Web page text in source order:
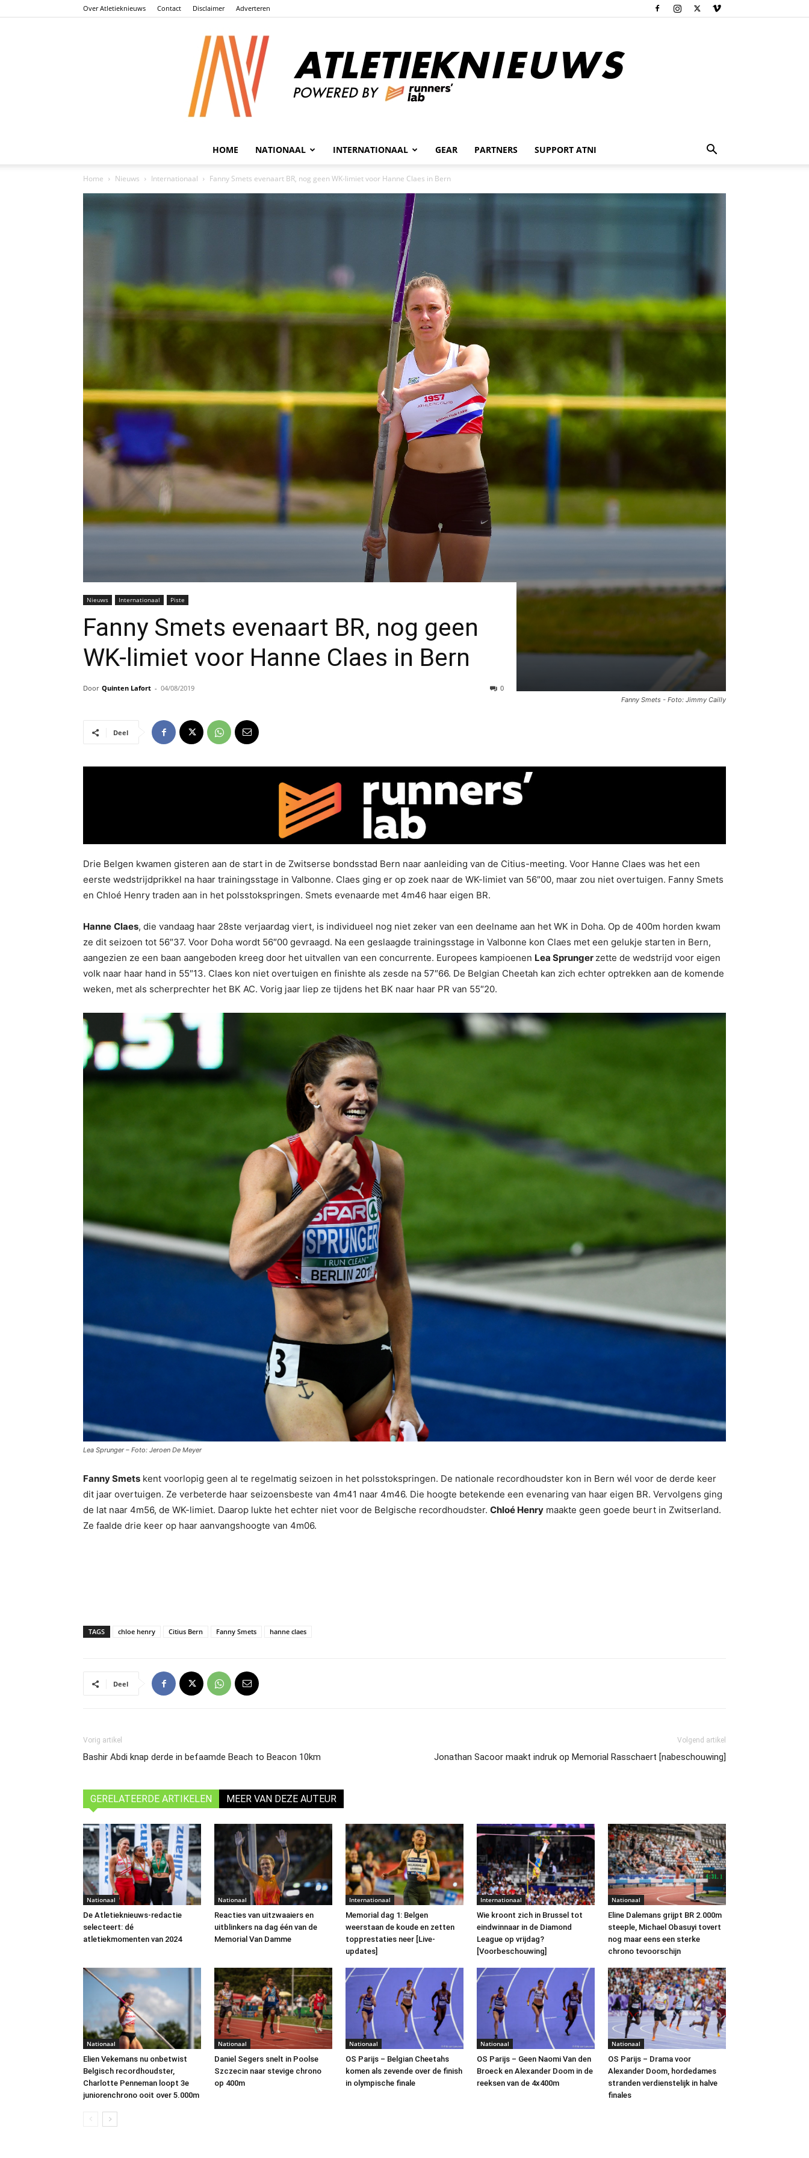
Over Atletieknieuws Contact Disclaimer Adverteren
Atletieknieuws
HOME NATIONAAL INTERNATIONAAL GEAR PARTNERS SUPPORT ATNI
Home Nieuws Internationaal Fanny Smets evenaart BR, nog geen WK-limiet voor Hanne Claes in Bern
Fanny Smets - Foto: Jimmy Cailly
Nieuws Internationaal Piste
Fanny Smets evenaart BR, nog geen
WK-limiet voor Hanne Claes in Bern
Door Quinten Lafort - 04/08/2019 0
Deel
Drie Belgen kwamen gisteren aan de start in de Zwitserse bondsstad Bern naar aanleiding van de Citius-meeting. Voor Hanne Claes was het een
eerste wedstrijdprikkel na haar trainingsstage in Valbonne. Claes ging er op zoek naar de WK-limiet van 56″00, maar zou niet overtuigen. Fanny Smets
en Chloé Henry traden aan in het polsstokspringen. Smets evenaarde met 4m46 haar eigen BR.
Hanne Claes, die vandaag haar 28ste verjaardag viert, is individueel nog niet zeker van een deelname aan het WK in Doha. Op de 400m horden kwam
ze dit seizoen tot 56″37. Voor Doha wordt 56″00 gevraagd. Na een geslaagde trainingsstage in Valbonne kon Claes met een gelukje starten in Bern,
aangezien ze een baan aangeboden kreeg door het uitvallen van een concurrente. Europees kampioenen Lea Sprunger zette de wedstrijd voor eigen
volk naar haar hand in 55″13. Claes kon niet overtuigen en finishte als zesde na 57″66. De Belgian Cheetah kan zich echter optrekken aan de komende
weken, met als scherprechter het BK AC. Vorig jaar liep ze tijdens het BK naar haar PR van 55″20.
Lea Sprunger – Foto: Jeroen De Meyer
Fanny Smets kent voorlopig geen al te regelmatig seizoen in het polsstokspringen. De nationale recordhoudster kon in Bern wél voor de derde keer
dit jaar overtuigen. Ze verbeterde haar seizoensbeste van 4m41 naar 4m46. Die hoogte betekende een evenaring van haar eigen BR. Vervolgens ging
de lat naar 4m56, de WK-limiet. Daarop lukte het echter niet voor de Belgische recordhoudster. Chloé Henry maakte geen goede beurt in Zwitserland.
Ze faalde drie keer op haar aanvangshoogte van 4m06.
TAGS chloe henry Citius Bern Fanny Smets hanne claes
Deel
Vorig artikel
Bashir Abdi knap derde in befaamde Beach to Beacon 10km
Volgend artikel
Jonathan Sacoor maakt indruk op Memorial Rasschaert [nabeschouwing]
GERELATEERDE ARTIKELEN MEER VAN DEZE AUTEUR
Nationaal
De Atletieknieuws-redactie
selecteert: dé
atletiekmomenten van 2024
Nationaal
Reacties van uitzwaaiers en
uitblinkers na dag één van de
Memorial Van Damme
Internationaal
Memorial dag 1: Belgen
weerstaan de koude en zetten
topprestaties neer [Live-
updates]
Internationaal
Wie kroont zich in Brussel tot
eindwinnaar in de Diamond
League op vrijdag?
[Voorbeschouwing]
Nationaal
Eline Dalemans grijpt BR 2.000m
steeple, Michael Obasuyi tovert
nog maar eens een sterke
chrono tevoorschijn
Nationaal
Elien Vekemans nu onbetwist
Belgisch recordhoudster,
Charlotte Penneman loopt 3e
juniorenchrono ooit over 5.000m
Nationaal
Daniel Segers snelt in Poolse
Szczecin naar stevige chrono
op 400m
Nationaal
OS Parijs – Belgian Cheetahs
komen als zevende over de finish
in olympische finale
Nationaal
OS Parijs – Geen Naomi Van den
Broeck en Alexander Doom in de
reeksen van de 4x400m
Nationaal
OS Parijs – Drama voor
Alexander Doom, hordedames
stranden verdienstelijk in halve
finales